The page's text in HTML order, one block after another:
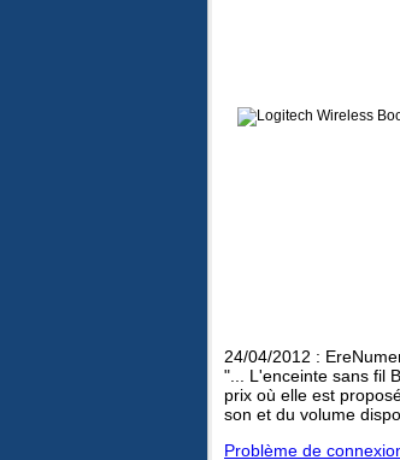
24/04/2012 :
"... L'enceinte sans fil
prix où elle est
son et du volume
Problème de